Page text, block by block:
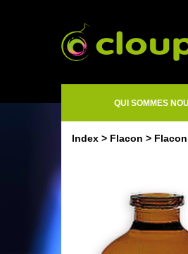
QUI SOMMES
Index Flacon